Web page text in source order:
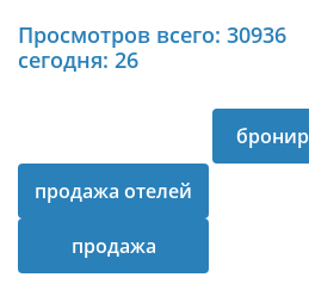
Просмотров всего: 30936
сегодня: 26
продажа отелей
продажа